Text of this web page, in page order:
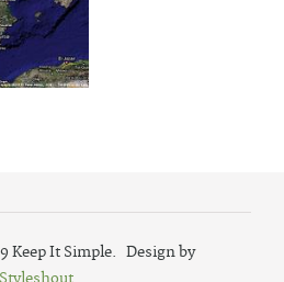
Keep It Simple. Design by